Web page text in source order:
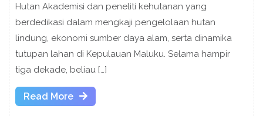
Hutan Akademisi dan peneliti kehutanan yang
berdedikasi dalam mengkaji pengelolaan hutan
lindung, ekonomi sumber daya alam, serta dinamika
tutupan lahan di Kepulauan Maluku. Selama hampir
tiga dekade, beliau […]
Read More
Read
More